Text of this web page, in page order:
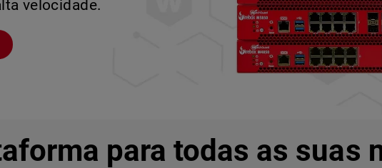
velocidade.
EDR
para todas as suas